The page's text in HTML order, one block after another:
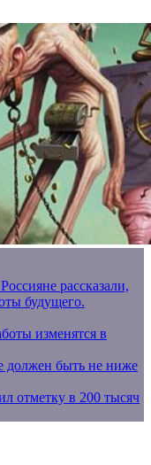
рассказали,
будущего.
изменятся в
должен быть не ниже
отметку в 200 тысяч